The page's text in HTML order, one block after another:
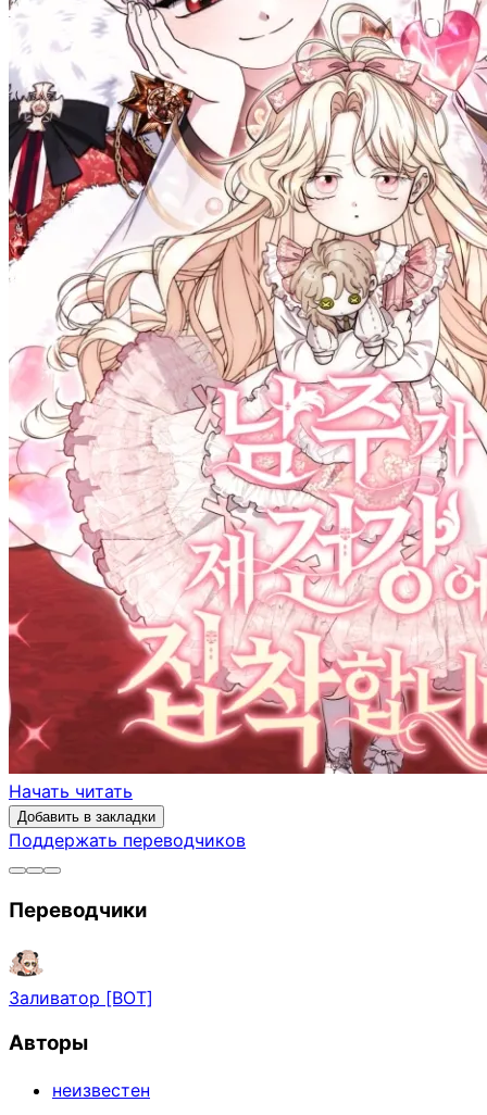
Начать читать
Добавить в закладки
Поддержать переводчиков
Переводчики
Заливатор [BOT]
Авторы
неизвестен